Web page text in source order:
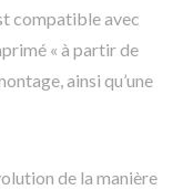
compatible avec
« à partir de
ainsi qu’une
de la manière